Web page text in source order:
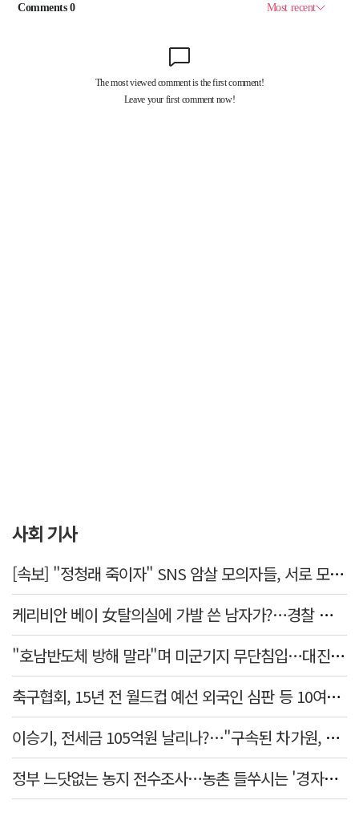
사회 기사
[속보] "정청래 죽이자" SNS 암살 모의자들, 서로 모르는 사이였다…檢송치
케리비안 베이 女탈의실에 가발 쓴 남자가?…경찰 추적 중
"호남반도체 방해 말라"며 미군기지 무단침입…대진연 회원 3명 '구속'
축구협회, 15년 전 월드컵 예선 외국인 심판 등 10여명에 '성 접대'
이승기, 전세금 105억원 날리나?…"구속된 차가원, 형사 범죄 영역"
정부 느닷없는 농지 전수조사…농촌 들쑤시는 '경자유전'의 칼날